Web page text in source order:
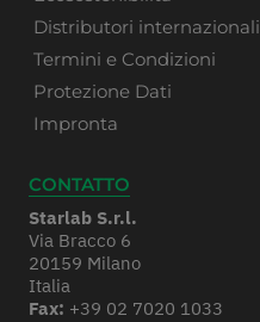
Distributori internazionali
Termini e Condizioni
Protezione Dati
Impronta
CONTATTO
Starlab S.r.l.
Via Bracco 6
20159 Milano
Italia
Fax: +39 02 7020 1033